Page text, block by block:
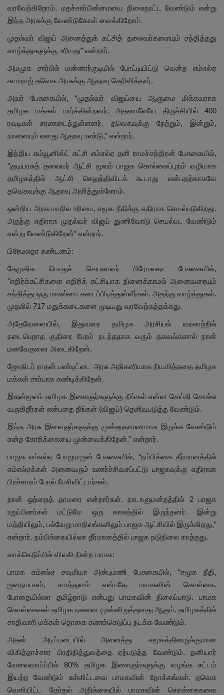
வரவேற்கிறோம். மதச்சார்பின்மையை நிலைநாட்ட வேண்டும் என்று
இந்த அரசுக்கு வேண்டுகோள் வைக்கிறோம்.
முதல்வர் விஜய் அனைத்துக் கட்சித் தலைவர்களையும் சந்தித்தது
வாழ்த்துகளுக்கு உரியது” என்றார்.
அமமுக சார்பில் மன்னார்குடியில் போட்டியிட்டு வென்ற எம்எல்ஏ
காமராஜ் தவெக அரசுக்கு ஆதரவு தெரிவித்தார்.
அவர் பேசுகையில், “முதல்வர் விஜய்யை ஆளுமை மிக்கவராக
தமிழக மக்கள் பார்க்கின்றனர். அதனாலேயே திருச்சியில் 400
ரவுடிகள் சரணடைந்துள்ளனர். தவெகவுக்கு நேற்றும், இன்றும்,
நாளையும் எனது ஆதரவு உண்டு,” என்றார்.
இந்திய கம்யூனிஸ்ட் கட்சி எம்எல்ஏ தளி ராமச்சந்திரன் பேசுகையில்,
”குடியரசுத் தலைவர் ஆட்சி மூலம் பாஜக கொல்லைப்புறம் வழியாக
தமிழகத்தில் ஆட்சி செலுத்திவிடக் கூடாது என்பதற்காகவே
தவெகவுக்கு ஆதரவு அளித்துள்ளோம்.
ஒன்றிய அரசு மாநில உரிமை, சமூக நீதிக்கு எதிராக செயல்படுகிறது.
அதற்கு எதிராக முதல்வர் விஜய் துணிவோடு செயல்பட வேண்டும்
என்று வேண்டுகிறேன்” என்றார்.
பிரேமலதா கண்டனம்:
தேமுதிக பொதுச் செயலாளர் பிரேமலதா பேசுகையில்,
“எதிர்க்கட்சிகளை எதிரிக் கட்சியாக நினைக்காமல் அனைவரையும்
சந்தித்து ஒரு மாண்பை கடைப்பிடித்துள்ளீர்கள். அதற்கு வாழ்த்துகள்.
முதலில் 717 மதுக்கடைகளை மூடியது வரவேற்கத்தக்கது.
அதேவேளையில், இதுவரை தமிழக அரசியல் வரலாற்றில்
நடைபெறாத குதிரை பேரம் நடந்ததாக வரும் தகவல்களால் நான்
மனவேதனை அடைகிறேன்.
ஜோதிடர் ராதன் பண்டிட்டை அரசு அதிகாரியாக நியமித்ததை தமிழக
மக்கள் சார்பாக கண்டிக்கிறேன்.
இதன்மூலம் தமிழக இளைஞர்களுக்கு நீங்கள் என்ன செய்தி சொல்ல
வருகிறீர்கள் என்பதை நீங்கள் (விஜய்) தெளிவுபடுத்த வேண்டும்.
இந்த அரசு இளைஞர்களுக்கு முன்னுதாரணமாக இருக்க வேண்டும்
என்ற கோரிக்கையை முன்வைக்கிறேன்.” என்றார்.
பாஜக எம்எல்ஏ போஜராஜன் பேசுகையில், “நம்பிக்கை தீர்மானத்தில்
எம்எல்ஏக்கள் அனைவரும் உணர்ச்சிவசப்பட்டு பாஜகவுக்கு எதிரான
பிரச்சாரம் போல் பேசிவிட்டார்கள்.
நான் ஒற்றைத் தாமரை என்றார்கள். நாடாளுமன்றத்தில் 2 பாஜக
உறுப்பினர்கள் மட்டுமே ஒரு காலத்தில் இருந்தனர். இன்று
மத்தியிலும், பல்வேறு மாநிலங்களிலும் பாஜக ஆட்சியில் இருக்கிறது,”
என்றார். நம்பிக்கையில்லா தீர்மானத்தில் பாஜக நடுநிலை காத்தது.
வாக்கெடுப்பில் விலகி நின்ற பாமக:
பாமக எம்எல்ஏ சவுமியா அன்புமணி பேசுகையில், “சமூக நீதி,
ஜனநாயகம், சமத்துவம் என்பதே பாமகவின் கொள்கை.
போதையில்லா தமிழ்நாடு என்பது பாமகவின் நிலைப்பாடு. பாமக
கொள்கைகள் தமிழக நலனை முன்னிறுத்துவது ஆகும். தமிழகத்தில்
சாதிவாரி மக்கள் தொகை கணக்கெடுப்பு நடக்க வேண்டும்.
அதன் அடிப்படையில் அனைத்து சமூகத்தினருக்குமான
விகித்தாச்சார பிரதிநித்துவத்தை ஏற்படுத்த வேண்டும். தனியார்
வேலைவாய்ப்பில் 80% தமிழக இளைஞர்களுக்கு வழங்க சட்டம்
இயற்ற வேண்டும் உள்ளிட்டவை பாமகவின் நோக்கங்கள். தவெக
வெளியிட்ட தேர்தல் அறிக்கையில் பாமகவின் கொள்கைகளை